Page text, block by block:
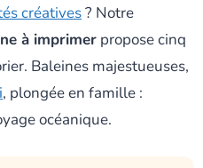
créatives? Notre
à imprimer propose cinq
Baleines majestueuses,
, plongée en famille :
océanique.